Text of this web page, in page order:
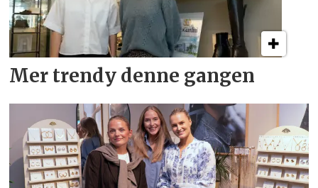
Mer trendy denne gangen